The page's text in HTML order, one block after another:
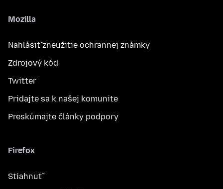
Mozilla
Nahlásiť zneužitie ochrannej známky
Zdrojový kód
Twitter
Pridajte sa k našej komunite
Preskúmajte články podpory
Firefox
Stiahnuť